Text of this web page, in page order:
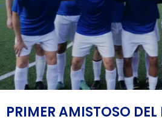
PRIMER AMISTOSO DEL